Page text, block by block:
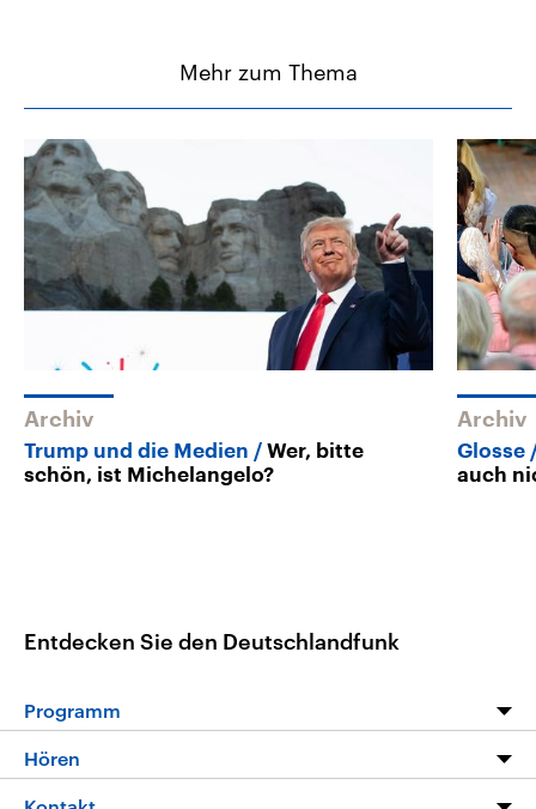
Mehr zum Thema
Archiv
Trump und die Medien
Wer, bitte
schön, ist Michelangelo?
Archiv
Glosse
auch
Entdecken Sie den Deutschlandfunk
Programm
Programm
Hören
Livestream